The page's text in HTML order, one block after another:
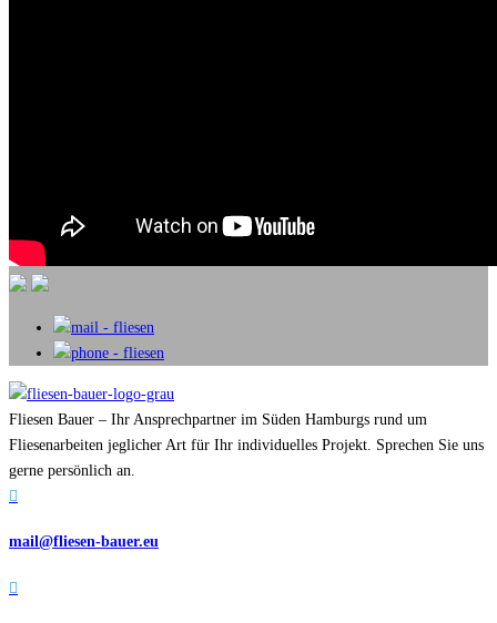
Fliesen Bauer – Ihr Ansprechpartner im Süden Hamburgs rund um
Fliesenarbeiten jeglicher Art für Ihr individuelles Projekt. Sprechen Sie uns
gerne persönlich an.

mail@fliesen-bauer.eu
